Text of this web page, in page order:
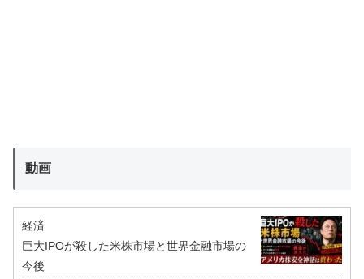
動画
経済
巨大IPOが殺した米株市場と世界金融市場の
今後